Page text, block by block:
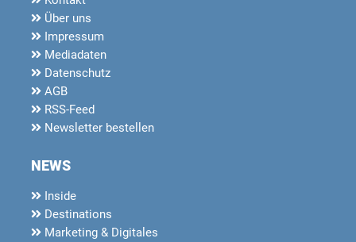
Über uns
Impressum
Mediadaten
Datenschutz
AGB
RSS-Feed
Newsletter bestellen
NEWS
Inside
Destinations
Marketing & Digitales